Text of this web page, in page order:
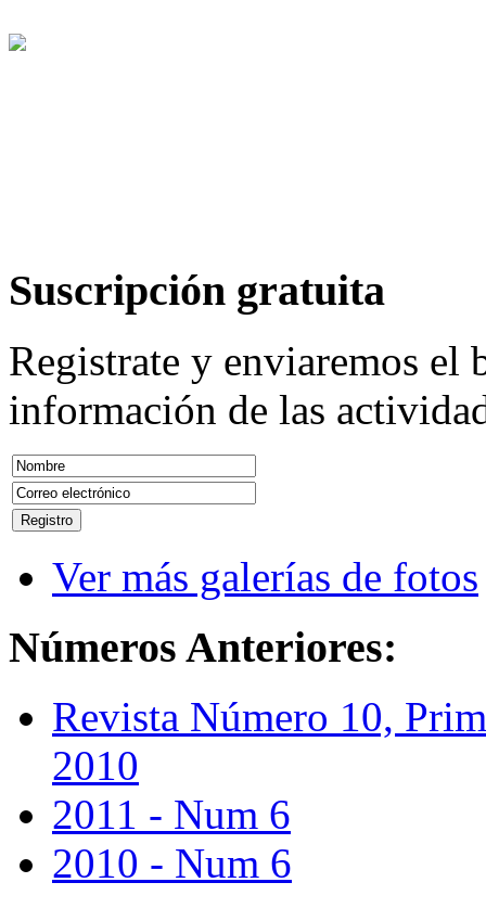
Suscripción gratuita
Registrate y enviaremos el
información de las
Ver más galerías de fotos
Números Anteriores:
Revista Número 10,
2010
2011 - Num 6
2010 - Num 6